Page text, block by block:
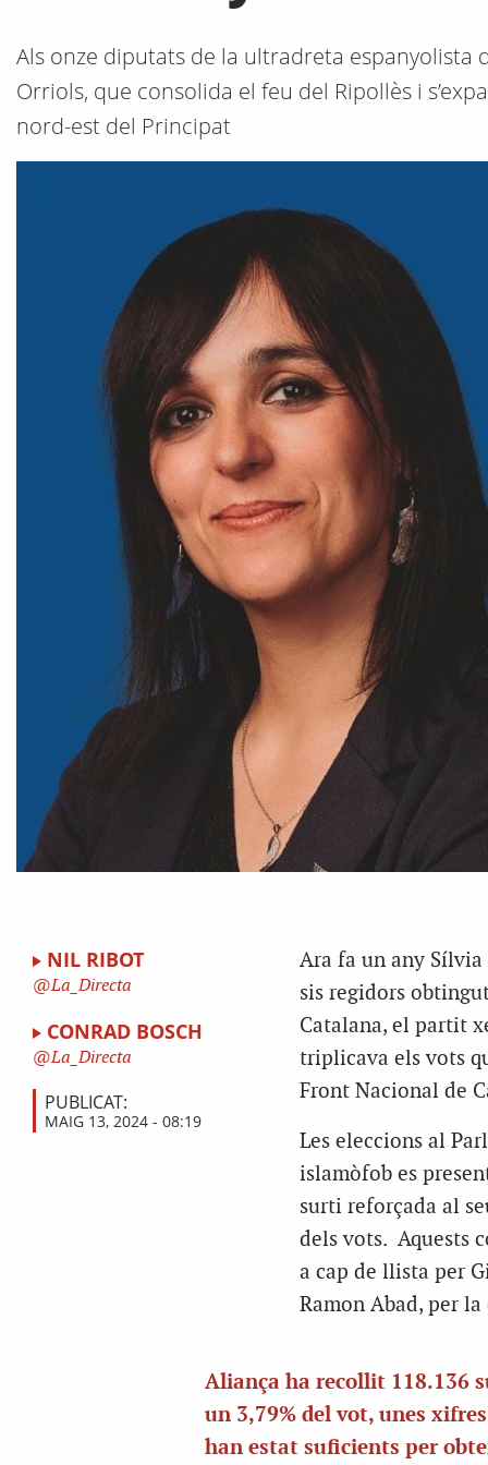
Als onze diputats de la ultradreta espanyolista
Orriols, que consolida el feu del Ripollès i
nord-est del Principat
NIL RIBOT
La_Directa
CONRAD BOSCH
La_Directa
PUBLICAT:
MAIG 13, 2024 - 08:19
Ara fa un any
sis regidors
Catalana, el partit
triplicava els vots
Front Nacional de
Les eleccions al
islamòfob es
surti reforçada al
dels vots. Aquests
a cap de llista per
Ramon Abad, per
Aliança ha recollit 118.136
un 3,79% del vot, unes
han estat suficients per